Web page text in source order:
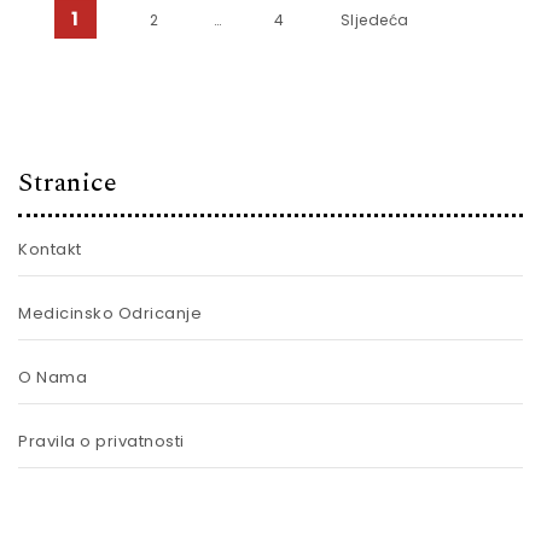
Brojevi stranica objava
1 2 … 4 Sljedeća
Stranice
Kontakt
Medicinsko Odricanje
O Nama
Pravila o privatnosti